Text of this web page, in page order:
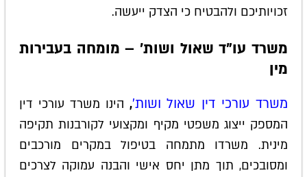
זכויותיכם ולהבטיח כי הצדק ייעשה.
משרד עו"ד שאול ושות' – מומחה בעבירות
מין
משרד עורכי דין שאול ושות', הינו משרד עורכי דין
המספק ייצוג משפטי מקיף ומקצועי לקורבנות תקיפה
מינית. משרדו מתמחה בטיפול במקרים מורכבים
ומסובכים, תוך מתן יחס אישי והבנה עמוקה לצרכים